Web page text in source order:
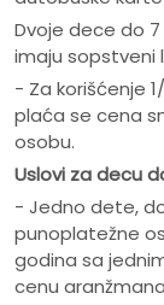
Dvoje dece do
imaju sopstveni
- Za korišćenje
plaća se cena
osobu.
Uslovi za decu
- Jedno dete,
punoplatežne
godina sa
cenu